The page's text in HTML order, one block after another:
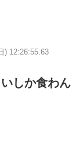
) 12:26:55.63
しか食わん